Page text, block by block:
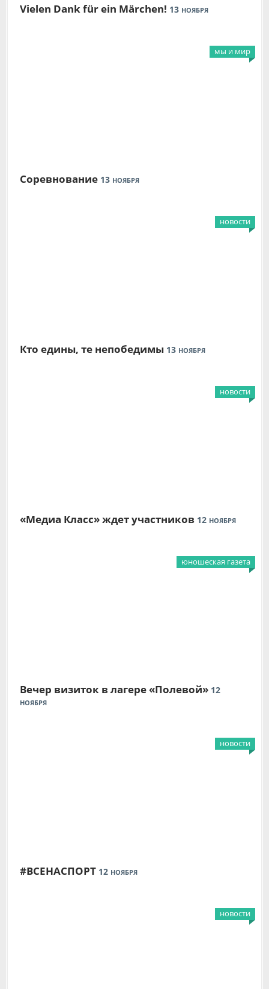
Vielen Dank für ein Märchen! 13 НОЯБРЯ
мы и мир
Соревнование 13 НОЯБРЯ
новости
Кто едины, те непобедимы 13 НОЯБРЯ
новости
«Медиа Класс» ждет участников 12 НОЯБРЯ
юношеская газета
Вечер визиток в лагере «Полевой» 12
НОЯБРЯ
новости
#ВСЕНАСПОРТ 12 НОЯБРЯ
новости